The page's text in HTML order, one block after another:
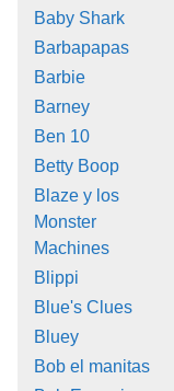
Baby Shark
Barbapapas
Barbie
Barney
Ben 10
Betty Boop
Blaze y los
Monster
Machines
Blippi
Blue's Clues
Bluey
Bob el manitas